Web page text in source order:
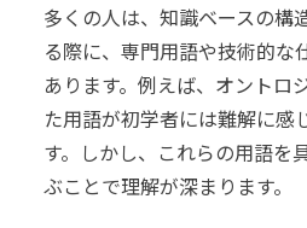
多くの人は、知識ベースの構
る際に、専門用語や技術的な
あります。例えば、オントロ
た用語が初学者には難解に感
す。しかし、これらの用語を
ぶことで理解が深まります。